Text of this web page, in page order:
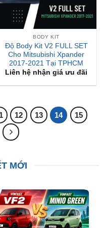
BODY KIT
Độ Body Kit V2 FULL SET
Cho Mitsubishi Xpander
2017-2021 Tại TPHCM
Liên hệ nhận giá ưu đãi
12 13 14
15
MỚI